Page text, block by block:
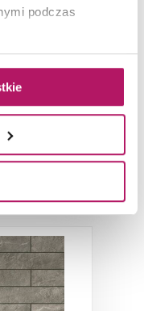
podczas
cm